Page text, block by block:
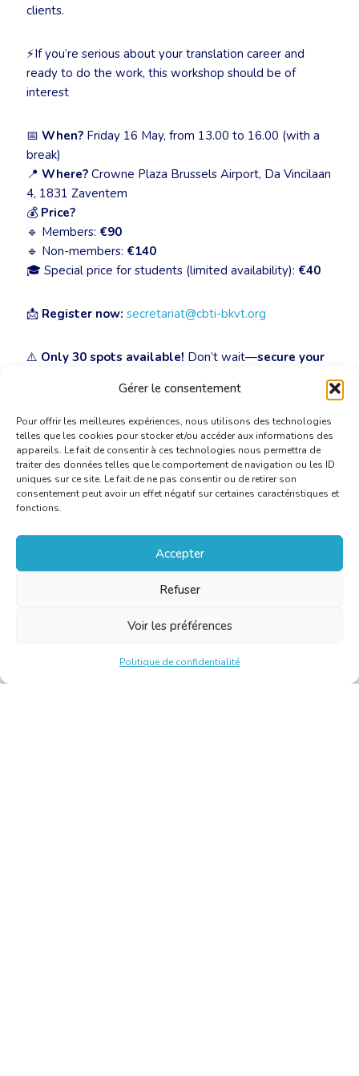
Gérer le consentement
Pour offrir les meilleures expériences, nous utilisons des technologies
telles que les cookies pour stocker et/ou accéder aux informations des
appareils. Le fait de consentir à ces technologies nous permettra de
traiter des données telles que le comportement de navigation ou les ID
uniques sur ce site. Le fait de ne pas consentir ou de retirer son
consentement peut avoir un effet négatif sur certaines caractéristiques et
fonctions.
Accepter
Refuser
Voir les préférences
Politique de confidentialité
clients.
⚡If you’re serious about your translation career and
ready to do the work, this workshop should be of
interest
📅 When? Friday 16 May, from 13.00 to 16.00 (with a
break)
📍 Where? Crowne Plaza Brussels Airport, Da Vincilaan
4, 1831 Zaventem
💰 Price?
🔹 Members: €90
🔹 Non-members: €140
🎓 Special price for students (limited availability): €40
📩 Register now: secretariat@cbti-bkvt.org
⚠️ Only 30 spots available! Don’t wait—secure your